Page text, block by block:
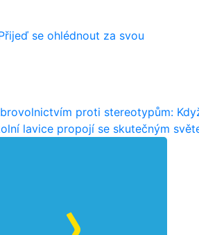
se ohlédnout za svou